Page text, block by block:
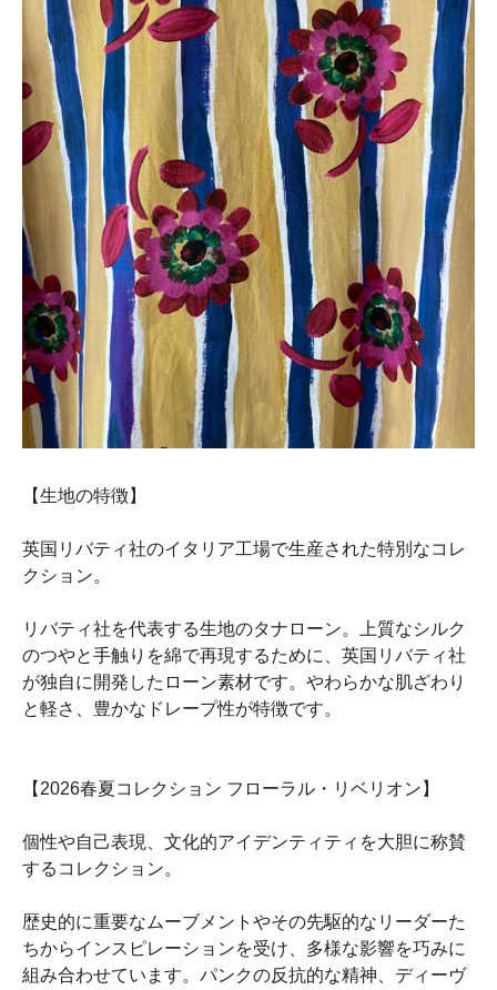
【生地の特徴】
英国リバティ社のイタリア工場で生産された特別なコレ
クション。
リバティ社を代表する生地のタナローン。上質なシルク
のつやと手触りを綿で再現するために、英国リバティ社
が独自に開発したローン素材です。やわらかな肌ざわり
と軽さ、豊かなドレープ性が特徴です。
【2026春夏コレクション フローラル・リベリオン】
個性や自己表現、文化的アイデンティティを大胆に称賛
するコレクション。
歴史的に重要なムーブメントやその先駆的なリーダーた
ちからインスピレーションを受け、多様な影響を巧みに
組み合わせています。パンクの反抗的な精神、ディーヴ